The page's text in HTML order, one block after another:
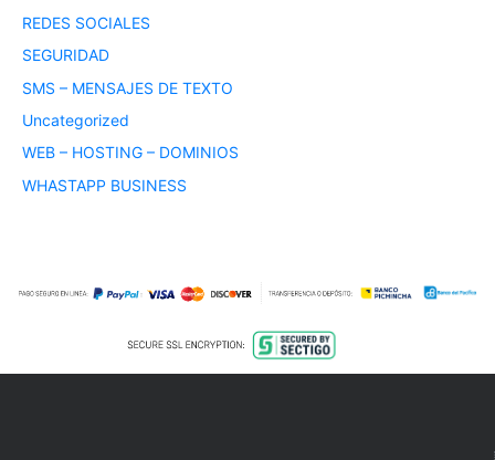
REDES SOCIALES
SEGURIDAD
SMS – MENSAJES DE TEXTO
Uncategorized
WEB – HOSTING – DOMINIOS
WHASTAPP BUSINESS